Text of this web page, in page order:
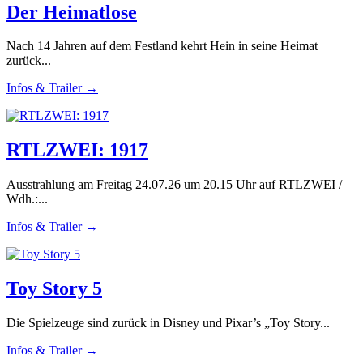
Der Heimatlose
Nach 14 Jahren auf dem Festland kehrt Hein in seine Heimat
zurück...
Infos & Trailer →
RTLZWEI: 1917
Ausstrahlung am Freitag 24.07.26 um 20.15 Uhr auf RTLZWEI /
Wdh.:...
Infos & Trailer →
Toy Story 5
Die Spielzeuge sind zurück in Disney und Pixar’s „Toy Story...
Infos & Trailer →